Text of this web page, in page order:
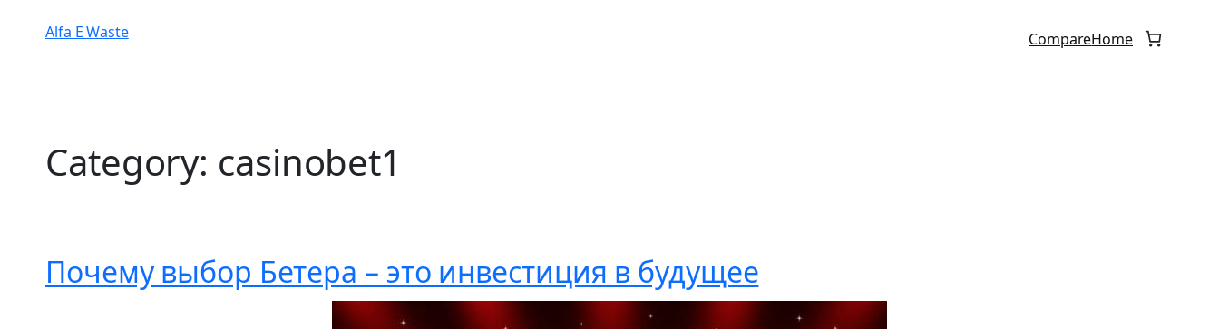
Alfa E Waste CompareHome
Category: casinobet1
Почему выбор Бетера – это инвестиция в будущее